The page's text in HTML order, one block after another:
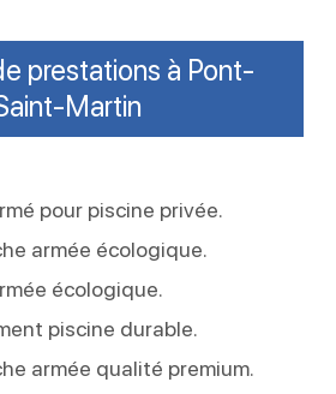
prestations à Pont-
Martin
pour piscine privée.
armée écologique.
écologique.
piscine durable.
armée qualité premium.